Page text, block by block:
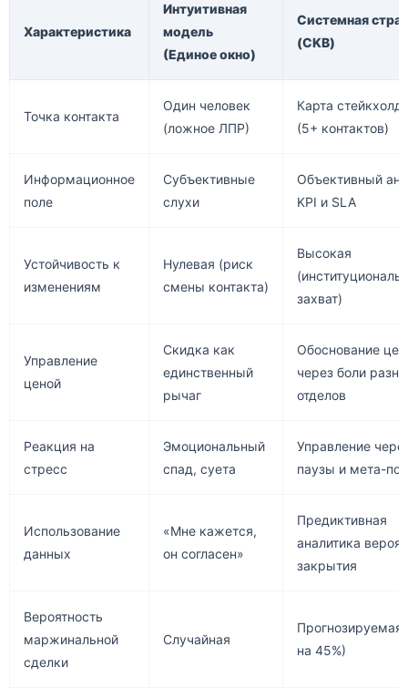
Характеристика
Интуитивная
модель
(Единое окно)
Системная
(CKB)
Точка контакта
Один человек
(ложное ЛПР)
Карта
(5+ контактов)
Информационное
поле
Субъективные
слухи
Объективный
KPI и SLA
Устойчивость к
изменениям
Нулевая (риск
смены контакта)
Высокая
захват)
Управление
ценой
Скидка как
единственный
рычаг
Обоснование
через боли
отделов
Реакция на
стресс
Эмоциональный
спад, суета
Управление
паузы и мета-
Использование
данных
«Мне кажется,
он согласен»
Предиктивная
аналитика
закрытия
Вероятность
маржинальной
сделки
Случайная
на 45%)